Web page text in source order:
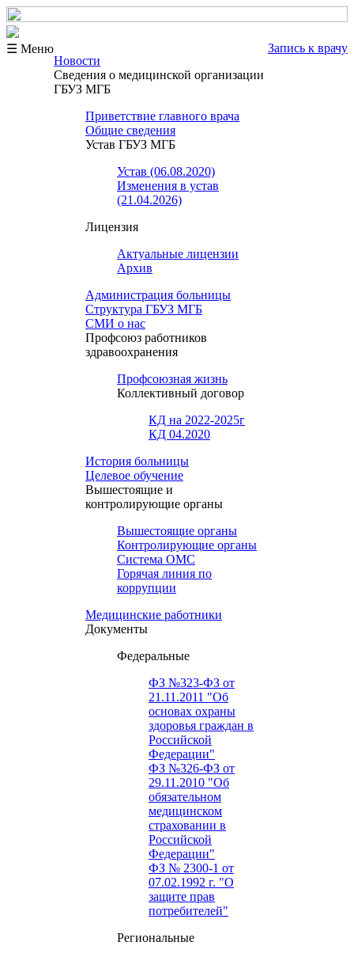
☰ Меню
Запись к врачу
Новости
Сведения о медицинской организации
ГБУЗ МГБ
Приветствие главного врача
Общие сведения
Устав ГБУЗ МГБ
Устав (06.08.2020)
Изменения в устав
(21.04.2026)
Лицензия
Актуальные лицензии
Архив
Администрация больницы
Структура ГБУЗ МГБ
СМИ о нас
Профсоюз работников
здравоохранения
Профсоюзная жизнь
Коллективный договор
КД на 2022-2025г
КД 04.2020
История больницы
Целевое обучение
Вышестоящие и
контролирующие органы
Вышестоящие органы
Контролирующие органы
Система ОМС
Горячая линия по
коррупции
Медицинские работники
Документы
Федеральные
ФЗ №323-ФЗ от
21.11.2011 "Об
основах охраны
здоровья граждан в
Российской
Федерации"
ФЗ №326-ФЗ от
29.11.2010 "Об
обязательном
медицинском
страховании в
Российской
Федерации"
ФЗ № 2300-1 от
07.02.1992 г. "О
защите прав
потребителей"
Региональные